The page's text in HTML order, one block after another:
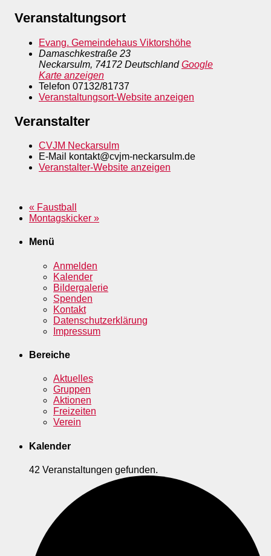
Veranstaltungsort
Evang. Gemeindehaus Viktorshöhe
Damaschkestraße 23
Neckarsulm, 74172 Deutschland Google
Karte anzeigen
Telefon 07132/81737
Veranstaltungsort-Website anzeigen
Veranstalter
CVJM Neckarsulm
E-Mail
kontakt@cvjm-neckarsulm.de
Veranstalter-Website anzeigen
« Faustball
Montagskicker »
Menü
Anmelden
Kalender
Bildergalerie
Spenden
Kontakt
Datenschutzerklärung
Impressum
Bereiche
Aktuelles
Gruppen
Aktionen
Freizeiten
Verein
Kalender
42 Veranstaltungen gefunden.